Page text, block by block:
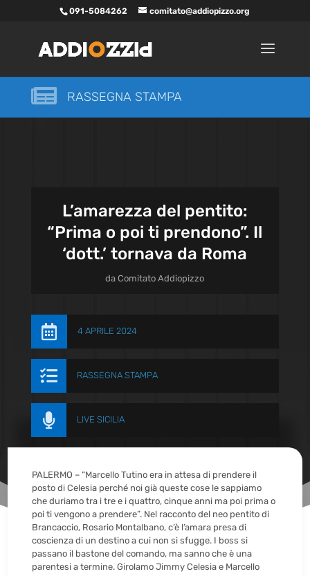
091-5084262 comitato@addiopizzo.org
 RASSEGNA STAMPA
L’amarezza del pentito:
“Prima o poi ti prendono”. Il
‘dott.’ tornava da Roma
daComitato Addiopizzo
 4 APRILE 2024
 RASSEGNA STAMPA
 LIVE SICILIA
PALERMO – “Marcello Tutino era in attesa di prendere il
posto di Celesia perché noi già queste cose le sappiamo
che duriamo tra i tre e i quattro, cinque anni ma poi prima o
poi ti vengono a prendere”. Nel racconto del neo pentito di
Brancaccio, Rosario Montalbano, c’è l’amara presa di
coscienza di un destino a cui non si sfugge. I boss si
passano il bastone del comando, ma sanno che è una
parentesi a termine. Girolamo Jimmy Celesia e Marcello